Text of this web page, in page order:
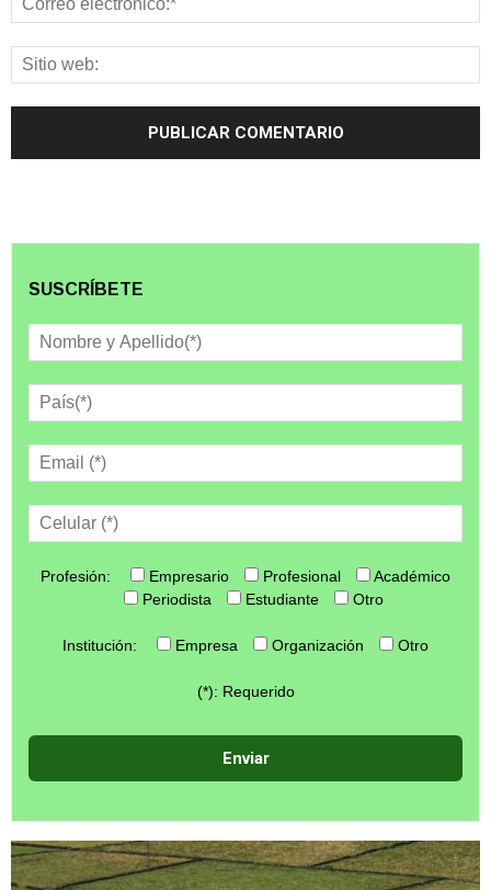
SUSCRÍBETE
Profesión: Empresario Profesional
Académico
Periodista
Estudiante Otro
Institución: Empresa Organización Otro
(*): Requerido